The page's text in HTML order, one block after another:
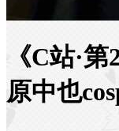
《C站·
原中也